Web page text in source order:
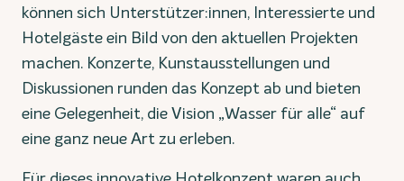
können sich Unterstützer:innen, Interessierte und
Hotelgäste ein Bild von den aktuellen Projekten
machen. Konzerte, Kunstausstellungen und
Diskussionen runden das Konzept ab und bieten
eine Gelegenheit, die Vision „Wasser für alle“ auf
eine ganz neue Art zu erleben.